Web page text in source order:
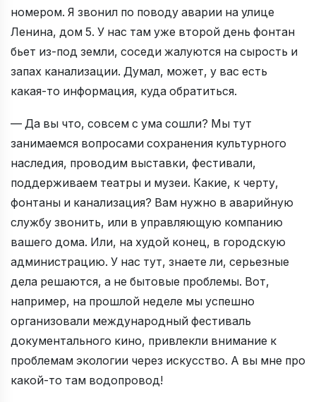
номером. Я звонил по поводу аварии на улице
Ленина, дом 5. У нас там уже второй день фонтан
бьет из-под земли, соседи жалуются на сырость и
запах канализации. Думал, может, у вас есть
какая-то информация, куда обратиться.
— Да вы что, совсем с ума сошли? Мы тут
занимаемся вопросами сохранения культурного
наследия, проводим выставки, фестивали,
поддерживаем театры и музеи. Какие, к черту,
фонтаны и канализация? Вам нужно в аварийную
службу звонить, или в управляющую компанию
вашего дома. Или, на худой конец, в городскую
администрацию. У нас тут, знаете ли, серьезные
дела решаются, а не бытовые проблемы. Вот,
например, на прошлой неделе мы успешно
организовали международный фестиваль
документального кино, привлекли внимание к
проблемам экологии через искусство. А вы мне про
какой-то там водопровод!